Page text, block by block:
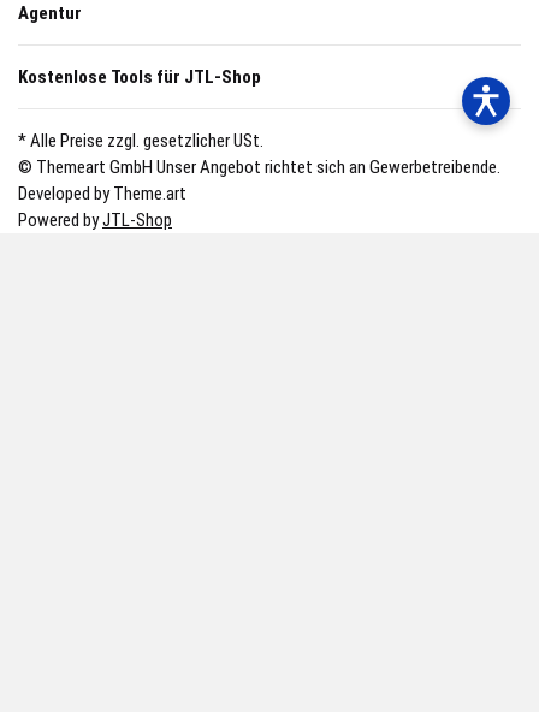
Agentur
Kostenlose Tools für JTL-Shop
* Alle Preise zzgl. gesetzlicher USt.
© Themeart GmbH Unser Angebot richtet sich an Gewerbetreibende.
Developed by Theme.art
Powered byJTL-Shop